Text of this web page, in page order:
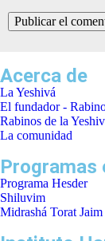
Acerca de
La Yeshivá
El fundador -
Rabinos de la
La comunidad
Programas
Programa Hesder
Shiluvim
Midrashá Torat Jaim